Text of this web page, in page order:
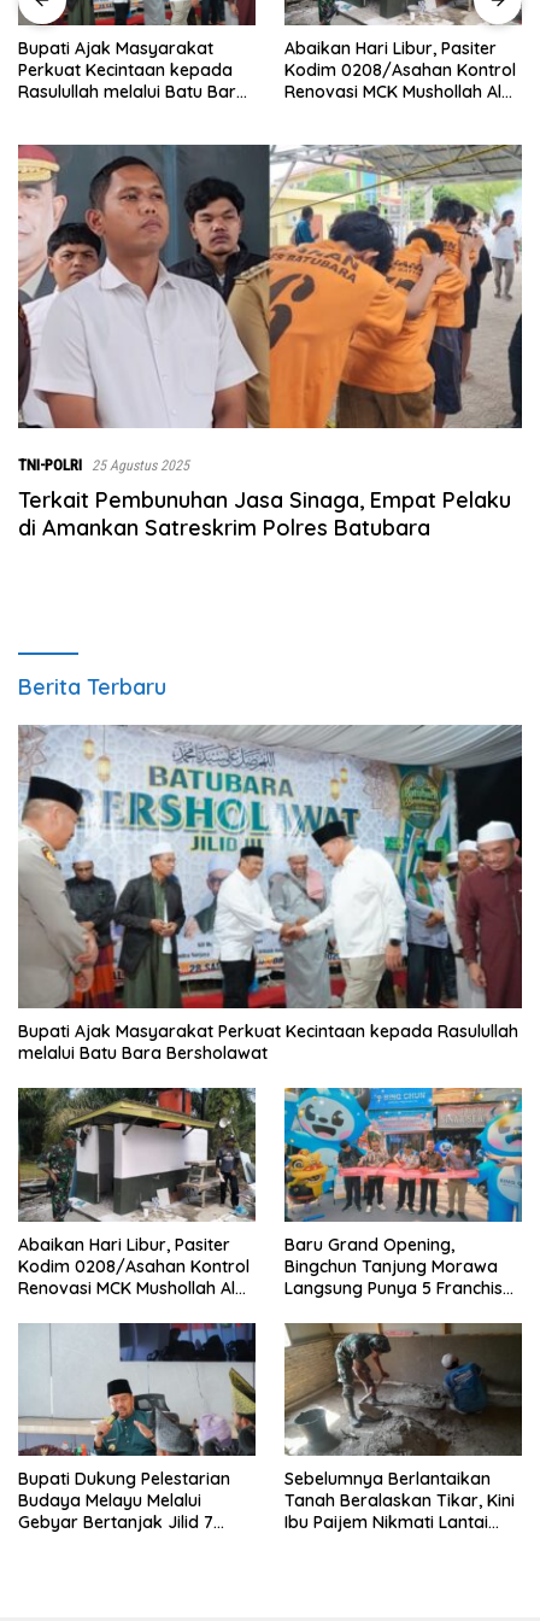
Abaikan Hari Libur, Pasiter
Kodim 0208/Asahan Kontrol
Renovasi MCK Mushollah Al
‎Baru Grand Opening,
Bingchun Tanjung Morawa
Langsung Punya 5 Franchise
TNI-POLRI 25 Agustus 2025
Terkait Pembunuhan Jasa Sinaga, Empat Pelaku
di Amankan Satreskrim Polres Batubara
Berita Terbaru
Bupati Ajak Masyarakat Perkuat Kecintaan kepada Rasulullah
melalui Batu Bara Bersholawat
Abaikan Hari Libur, Pasiter
Kodim 0208/Asahan Kontrol
Renovasi MCK Mushollah Al
‎Baru Grand Opening,
Bingchun Tanjung Morawa
Langsung Punya 5 Franchise
Bupati Dukung Pelestarian
Budaya Melayu Melalui
Gebyar Bertanjak Jilid 7
Sebelumnya Berlantaikan
Tanah Beralaskan Tikar, Kini
Ibu Paijem Nikmati Lantai